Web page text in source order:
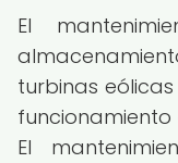
El
turbinas
El